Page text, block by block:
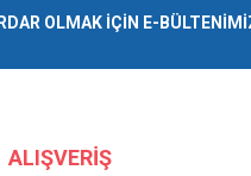
OLMAK İÇİN E-
ALIŞVERİŞ